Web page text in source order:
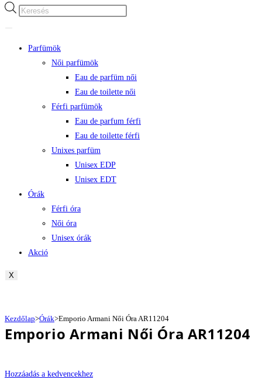
Products
Parfümök
Női parfümök
Eau de parfüm női
Eau de toilette női
Férfi parfümök
Eau de parfum férfi
Eau de toilette férfi
Unixes parfüm
Unisex EDP
Unisex EDT
Órák
Férfi óra
Női óra
Unisex órák
Akció
X
Kezdőlap>Órák>Emporio Armani Női Óra AR11204
Emporio Armani Női Óra AR11204
Hozzáadás a kedvencekhez